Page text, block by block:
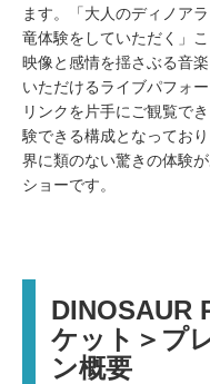
ます。「大人のディノア
竜体験をしていただく」
映像と感情を揺さぶる音
いただけるライブパフォ
リンクを片手にご観覧で
験できる構成となってお
界に類のない驚きの体験
ショーです。
DINOSAUR
ケット＞プ
ン概要